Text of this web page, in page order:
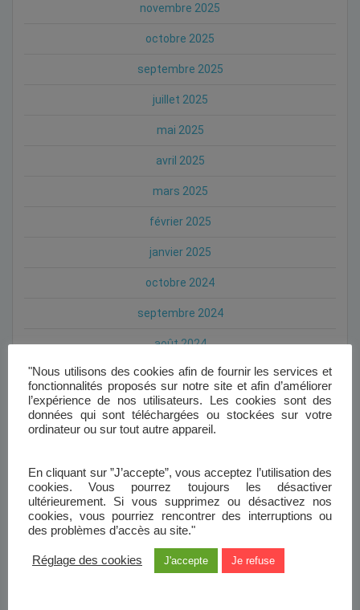
novembre 2025
octobre 2025
septembre 2025
juillet 2025
mai 2025
avril 2025
mars 2025
février 2025
janvier 2025
octobre 2024
septembre 2024
août 2024
juillet 2024
mai 2024
avril 2024
janvier 2024
novembre 2023
octobre 2023
septembre 2023
"Nous utilisons des cookies afin de fournir les services et
fonctionnalités proposés sur notre site et afin d’améliorer
l’expérience de nos utilisateurs. Les cookies sont des
données qui sont téléchargées ou stockées sur votre
ordinateur ou sur tout autre appareil.
En cliquant sur ”J’accepte”, vous acceptez l’utilisation des
cookies. Vous pourrez toujours les désactiver
ultérieurement. Si vous supprimez ou désactivez nos
cookies, vous pourriez rencontrer des interruptions ou
des problèmes d’accès au site."
Réglage des cookies J'accepte Je refuse